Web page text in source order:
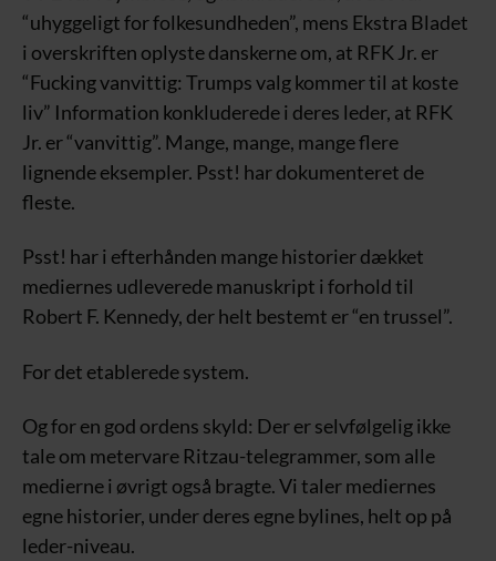
“uhyggeligt for folkesundheden”, mens Ekstra Bladet
i overskriften oplyste danskerne om, at RFK Jr. er
“Fucking vanvittig: Trumps valg kommer til at koste
liv” Information konkluderede i deres leder, at RFK
Jr. er “vanvittig”. Mange, mange, mange flere
lignende eksempler. Psst! har dokumenteret de
fleste.
Psst! har i efterhånden mange historier dækket
mediernes udleverede manuskript i forhold til
Robert F. Kennedy, der helt bestemt er “en trussel”.
For det etablerede system.
Og for en god ordens skyld: Der er selvfølgelig ikke
tale om metervare Ritzau-telegrammer, som alle
medierne i øvrigt også bragte. Vi taler mediernes
egne historier, under deres egne bylines, helt op på
leder-niveau.